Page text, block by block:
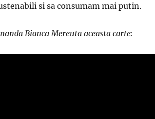
si sa consumam mai putin.
Bianca Mereuta aceasta carte: